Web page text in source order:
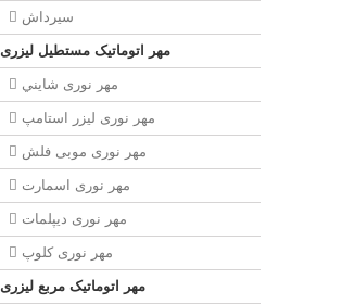
سیرداش
مهر اتوماتیک مستطیل لیزری
مهر نوری شايني
مهر نوری لیزر استامپ
مهر نوری موبی فلش
مهر نوری اسمارت
مهر نوری ديپلمات
مهر نوری کلوپ
مهر اتوماتیک مربع لیزری